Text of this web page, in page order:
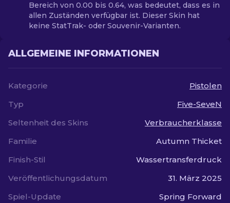
Bereich von 0.00 bis 0.64, was bedeutet, dass es in
allen Zuständen verfügbar ist. Dieser Skin hat
keine StatTrak- oder Souvenir-Varianten.
ALLGEMEINE INFORMATIONEN
Kategorie
Pistolen
Typ
Five-SeveN
Seltenheit des Skins
Verbraucherklasse
Familie
Autumn Thicket
Finish-Stil
Wassertransferdruck
Veröffentlichungsdatum
31. März 2025
Spiel-Update
Spring Forward